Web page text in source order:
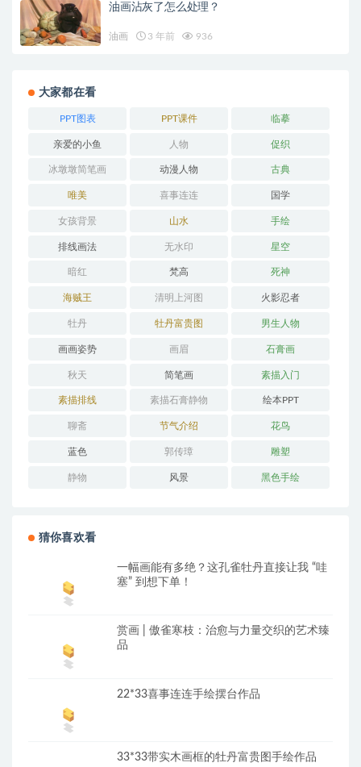
油画沾灰了怎么处理？
油画 3 年前 936
大家都在看
PPT图表 PPT课件 临摹
亲爱的小鱼 人物 促织
冰墩墩简笔画 动漫人物 古典
唯美 喜事连连 国学
女孩背景 山水 手绘
排线画法 无水印 星空
暗红 梵高 死神
海贼王 清明上河图 火影忍者
牡丹 牡丹富贵图 男生人物
画画姿势 画眉 石膏画
秋天 简笔画 素描入门
素描排线 素描石膏静物 绘本PPT
聊斋 节气介绍 花鸟
蓝色 郭传璋 雕塑
静物 风景 黑色手绘
猜你喜欢看
一幅画能有多绝？这孔雀牡丹直接让我 “哇
塞” 到想下单！
赏画 | 傲雀寒枝：治愈与力量交织的艺术臻
品
22*33喜事连连手绘摆台作品
33*33带实木画框的牡丹富贵图手绘作品